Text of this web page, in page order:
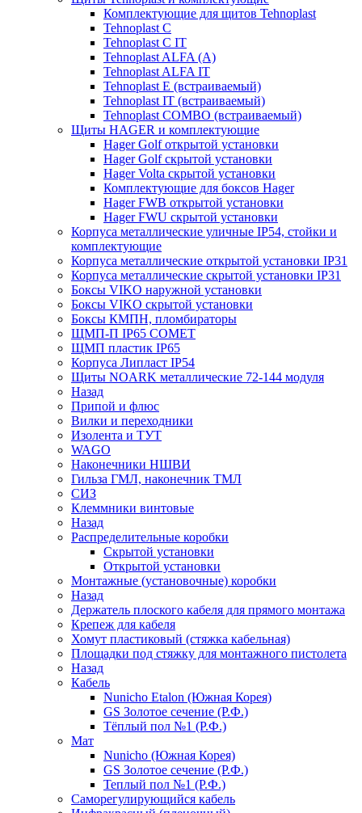
Комплектующие для щитов Tehnoplast
Tehnoplast C
Tehnoplast C IT
Tehnoplast ALFA (А)
Tehnoplast ALFA IT
Tehnoplast E (встраиваемый)
Tehnoplast IT (встраиваемый)
Tehnoplast COMBO (встраиваемый)
Щиты HAGER и комплектующие
Hager Golf открытой установки
Hager Golf скрытой установки
Hager Volta скрытой установки
Комплектующие для боксов Hager
Hager FWB открытой установки
Hager FWU скрытой установки
Корпуса металлические уличные IP54, стойки и
комплектующие
Корпуса металлические открытой установки IP31
Корпуса металлические скрытой установки IP31
Боксы VIKO наружной установки
Боксы VIKO скрытой установки
Боксы КМПН, пломбираторы
ЩМП-П IP65 COMET
ЩМП пластик IP65
Корпуса Липласт IP54
Щиты NOARK металлические 72-144 модуля
Назад
Припой и флюс
Вилки и переходники
Изолента и ТУТ
WAGO
Наконечники НШВИ
Гильза ГМЛ, наконечник ТМЛ
СИЗ
Клеммники винтовые
Назад
Распределительные коробки
Скрытой установки
Открытой установки
Монтажные (установочные) коробки
Назад
Держатель плоского кабеля для прямого монтажа
Крепеж для кабеля
Хомут пластиковый (стяжка кабельная)
Площадки под стяжку для монтажного пистолета
Назад
Кабель
Nunicho Etalon (Южная Корея)
GS Золотое сечение (Р.Ф.)
Тёплый пол №1 (Р.Ф.)
Мат
Nunicho (Южная Корея)
GS Золотое сечение (Р.Ф.)
Теплый пол №1 (Р.Ф.)
Саморегулирующийся кабель